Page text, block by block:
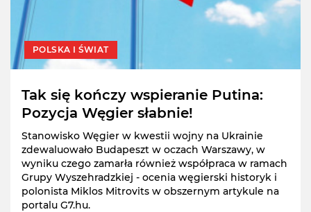
POLSKA I ŚWIAT
Tak się kończy wspieranie Putina:
Pozycja Węgier słabnie!
Stanowisko Węgier w kwestii wojny na Ukrainie
zdewaluowało Budapeszt w oczach Warszawy, w
wyniku czego zamarła również współpraca w ramach
Grupy Wyszehradzkiej - ocenia węgierski historyk i
polonista Miklos Mitrovits w obszernym artykule na
portalu G7.hu.